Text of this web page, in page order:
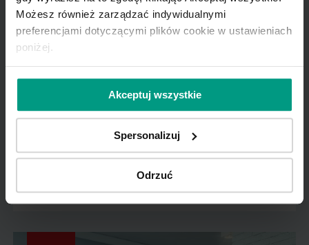
Możesz również zarządzać indywidualnymi
preferencjami dotyczącymi plików cookie w ustawieniach
poniżej.
Akceptuj wszystkie
Spersonalizuj
Odrzuć
Drzwi z lustrem jako sposób na stworzenie
jaśniejszej przestrzeni w mieszkaniu. Zainspiruj
się!